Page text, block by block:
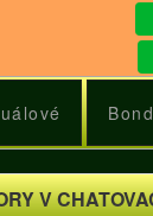
V